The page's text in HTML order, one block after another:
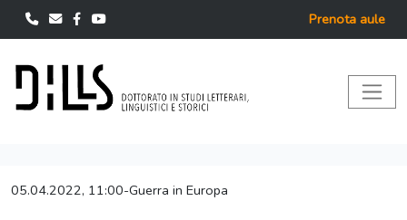
Prenota aule
05.04.2022, 11:00-Guerra in Europa